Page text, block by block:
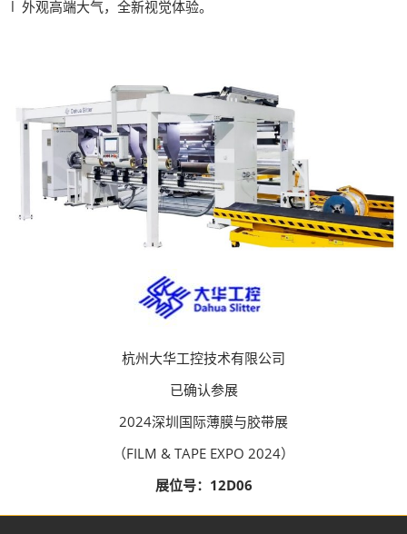
l 外观高端大气，全新视觉体验。
杭州大华工控技术有限公司
已确认参展
2024深圳国际薄膜与胶带展
（FILM & TAPE EXPO 2024）
展位号：12D06